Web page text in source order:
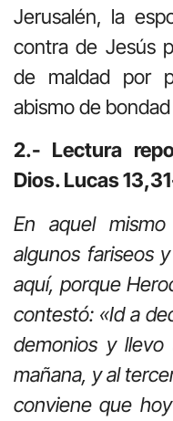
Jerusalén, la
contra de Jesús
de maldad por
abismo de
2.- Lectura
Dios. Lucas
En aquel
algunos fariseos
aquí, porque
contestó: «Id a
demonios y
mañana, y al
conviene que